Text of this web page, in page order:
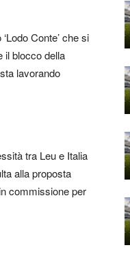
Conte’ che si
il blocco della
lavorando
tra Leu e Italia
alla proposta
commissione per